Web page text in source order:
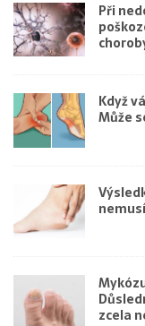
Při
Když
Může
zcela